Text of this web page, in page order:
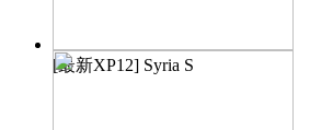
[最新XP12] Syria S